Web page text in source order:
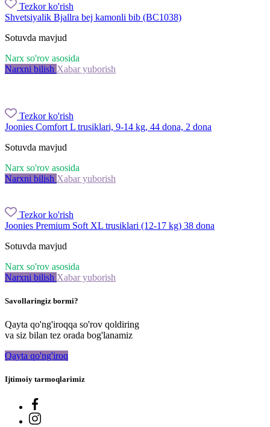
Tezkor ko'rish
Shvetsiyalik Bjallra bej kamonli bib (BC1038)
Sotuvda mavjud
Narx so'rov asosida
Narxni bilish Xabar yuborish
Tezkor ko'rish
Joonies Comfort L trusiklari, 9-14 kg, 44 dona, 2 dona
Sotuvda mavjud
Narx so'rov asosida
Narxni bilish Xabar yuborish
Tezkor ko'rish
Joonies Premium Soft XL trusiklari (12-17 kg) 38 dona
Sotuvda mavjud
Narx so'rov asosida
Narxni bilish Xabar yuborish
Savollaringiz bormi?
Qayta qo'ng'iroqqa so'rov qoldiring
va siz bilan tez orada bog'lanamiz
Qayta qo'ng'iroq
Ijtimoiy tarmoqlarimiz